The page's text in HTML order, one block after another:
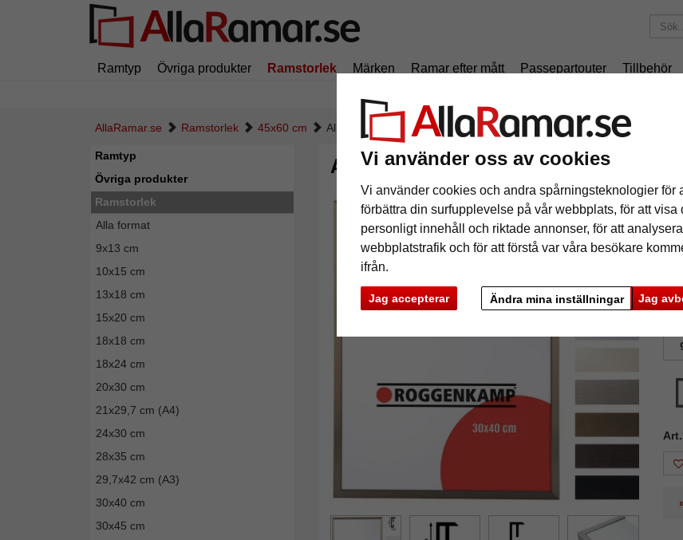
Vi använder oss av cookies
Vi använder cookies och andra spårningsteknologier för
förbättra din surfupplevelse på vår webbplats, för att visa
personligt innehåll och riktade annonser, för att
webbplatstrafik och för att förstå var våra besökare
ifrån.
Jag accepterar Jag
Ändra mina inställningar
Ramtyp Övriga produkter Ramstorlek Märken Ramar efter mått Passepartouter Tillbehör
AllaRamar.se Ramstorlek 45x60 cm Aluminiumram profil K
Ramtyp
Övriga produkter
Ramstorlek
Alla format
9x13 cm
10x15 cm
13x18 cm
15x20 cm
18x18 cm
18x24 cm
20x30 cm
21x29,7 cm (A4)
24x30 cm
28x35 cm
29,7x42 cm (A3)
30x40 cm
30x45 cm
Aluminiumram profil K